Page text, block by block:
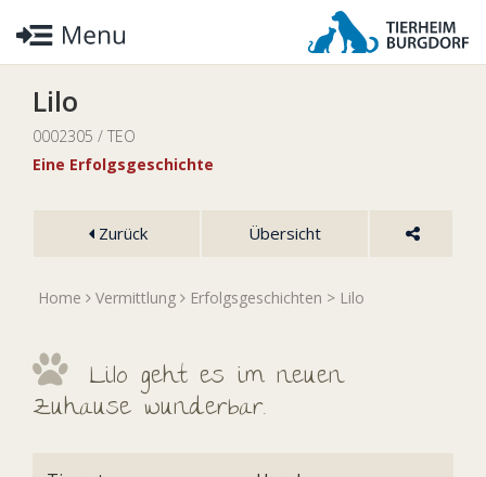
Lilo
0002305 / TEO
Eine Erfolgsgeschichte
Zurück Übersicht
Home Vermittlung Erfolgsgeschichten > Lilo
Lilo geht es im neuen
Zuhause wunderbar.